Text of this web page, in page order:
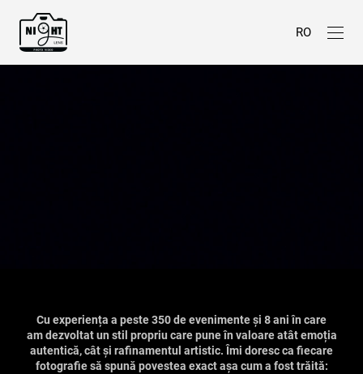
RO
Cu experiența a peste 350 de evenimente și 8 ani în care
am dezvoltat un stil propriu care pune în valoare atât emoția
autentică, cât și rafinamentul artistic. Îmi doresc ca fiecare
fotografie să spună povestea exact așa cum a fost trăită: